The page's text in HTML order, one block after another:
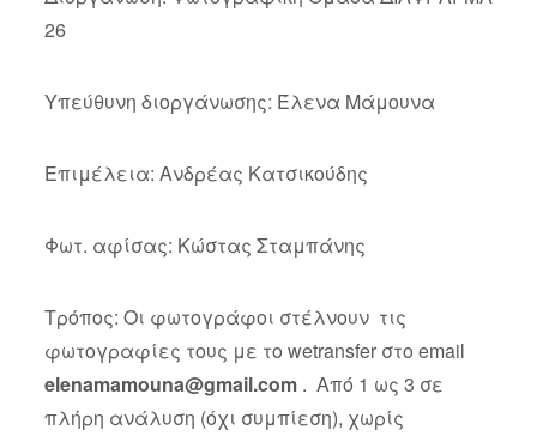
26
Υπεύθυνη διοργάνωσης: Έλενα Μάμουνα
Επιμέλεια: Ανδρέας Κατσικούδης
Φωτ. αφίσας: Κώστας Σταμπάνης
Τρόπος: Οι φωτογράφοι στέλνουν τις
φωτογραφίες τους με το wetransfer στο email
elenamamouna@gmail.com. Από 1 ως 3 σε
πλήρη ανάλυση (όχι συμπίεση), χωρίς